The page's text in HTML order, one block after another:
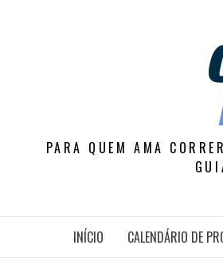
PARA QUEM AMA
INÍCIO CALENDÁRIO DE